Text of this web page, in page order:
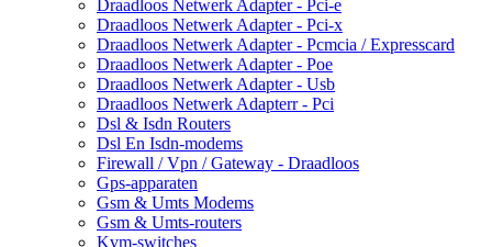
Draadloos Netwerk Adapter - Pci-e
Draadloos Netwerk Adapter - Pci-x
Draadloos Netwerk Adapter - Pcmcia / Expresscard
Draadloos Netwerk Adapter - Poe
Draadloos Netwerk Adapter - Usb
Draadloos Netwerk Adapterr - Pci
Dsl & Isdn Routers
Dsl En Isdn-modems
Firewall / Vpn / Gateway - Draadloos
Gps-apparaten
Gsm & Umts Modems
Gsm & Umts-routers
Kvm-switches